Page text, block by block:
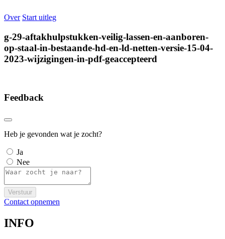
Over Start uitleg
g-29-aftakhulpstukken-veilig-lassen-en-aanboren-
op-staal-in-bestaande-hd-en-ld-netten-versie-15-04-
2023-wijzigingen-in-pdf-geaccepteerd
Feedback
Heb je gevonden wat je zocht?
Ja
Nee
Verstuur
Contact opnemen
INFO